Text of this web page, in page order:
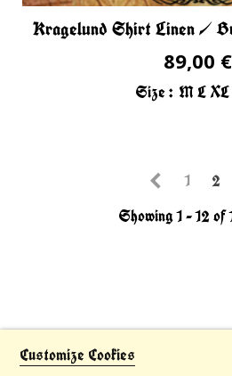
Kragelund Shirt Linen /
89,00 €
Size : MLXL
1
2
Showing 1 - 12 of
Customize Cookies